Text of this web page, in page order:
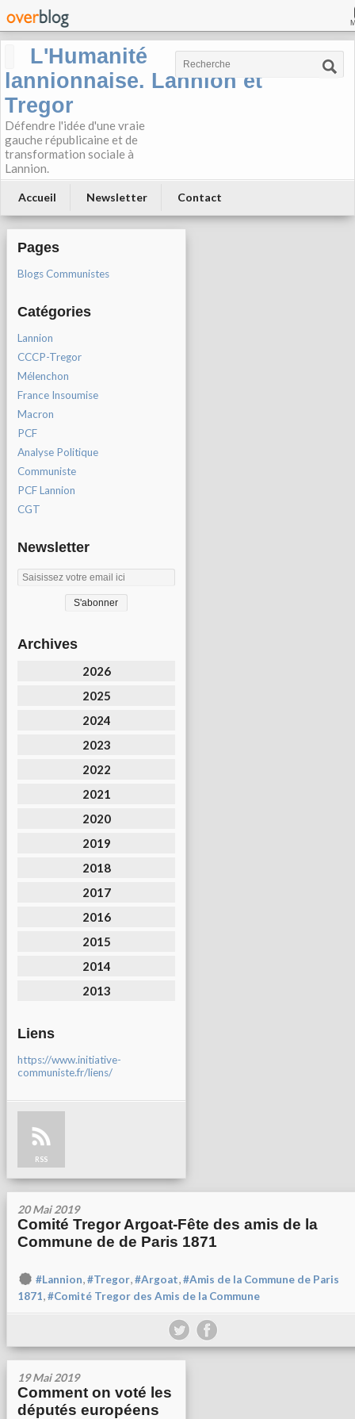
L'Humanité
lannionnaise. Lannion et
Tregor
Défendre l'idée d'une vraie
gauche républicaine et de
transformation sociale à
Lannion.
Accueil Newsletter Contact
Pages
Blogs Communistes
Catégories
Lannion
CCCP-Tregor
Mélenchon
France Insoumise
Macron
PCF
Analyse Politique
Communiste
PCF Lannion
CGT
Newsletter
Archives
2026
2025
2024
2023
2022
2021
2020
2019
2018
2017
2016
2015
2014
2013
Liens
https://www.initiative-
communiste.fr/liens/
RSS
20 Mai 2019
Comité Tregor Argoat-Fête des amis de la
Commune de de Paris 1871
#Lannion,#Tregor,#Argoat,#Amis de la Commune de Paris
1871,#Comité Tregor des Amis de la Commune
19 Mai 2019
Comment on voté les
députés européens